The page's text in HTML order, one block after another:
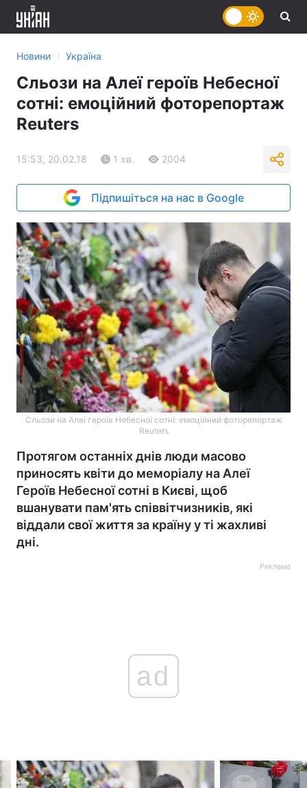
Війна
Спорт Наука
Новини › Україна
Сльози на Алеї героїв Небесної
сотні: емоційний фоторепортаж
Reuters
15:53, 20.02.18 1 хв. 2004
Підпишіться на нас в Google
Сльози на Алеї героїв Небесної сотні: емоційний фоторепортаж
Reuters
Протягом останніх днів люди масово
приносять квіти до меморіалу на Алеї
Героїв Небесної сотні в Києві, щоб
вшанувати пам'ять співвітчизників, які
віддали свої життя за країну у ті жахливі
дні.
Реклама
ad